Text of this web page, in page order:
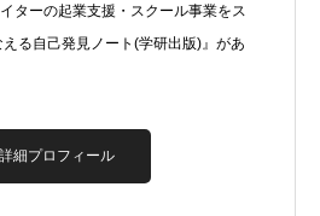
ターの起業支援・スクール事業をス
る自己発見ノート(学研出版)』があ
細プロフィール